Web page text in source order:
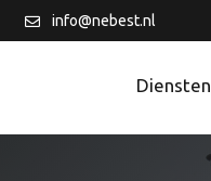
info@nebest.nl
Diensten